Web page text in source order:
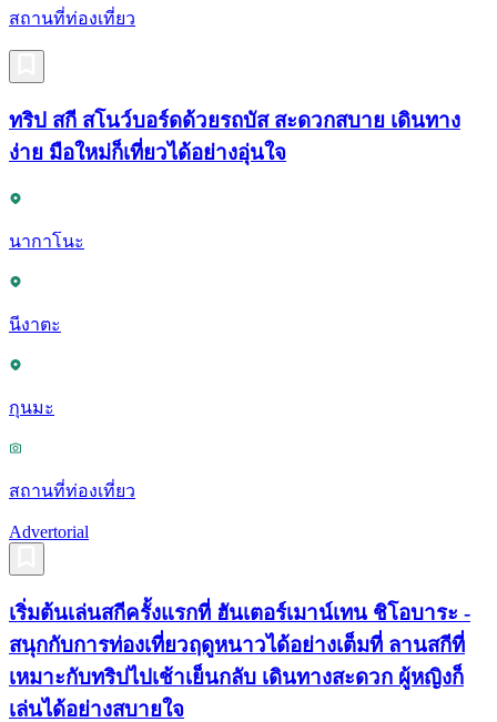
สถานที่ท่องเที่ยว
ทริป สกี สโนว์บอร์ดด้วยรถบัส สะดวกสบาย เดินทาง
ง่าย มือใหม่ก็เที่ยวได้อย่างอุ่นใจ
นากาโนะ
นีงาตะ
กุนมะ
สถานที่ท่องเที่ยว
Advertorial
เริ่มต้นเล่นสกีครั้งแรกที่ ฮันเตอร์เมาน์เทน ชิโอบาระ -
สนุกกับการท่องเที่ยวฤดูหนาวได้อย่างเต็มที่ ลานสกีที่
เหมาะกับทริปไปเช้าเย็นกลับ เดินทางสะดวก ผู้หญิงก็
เล่นได้อย่างสบายใจ